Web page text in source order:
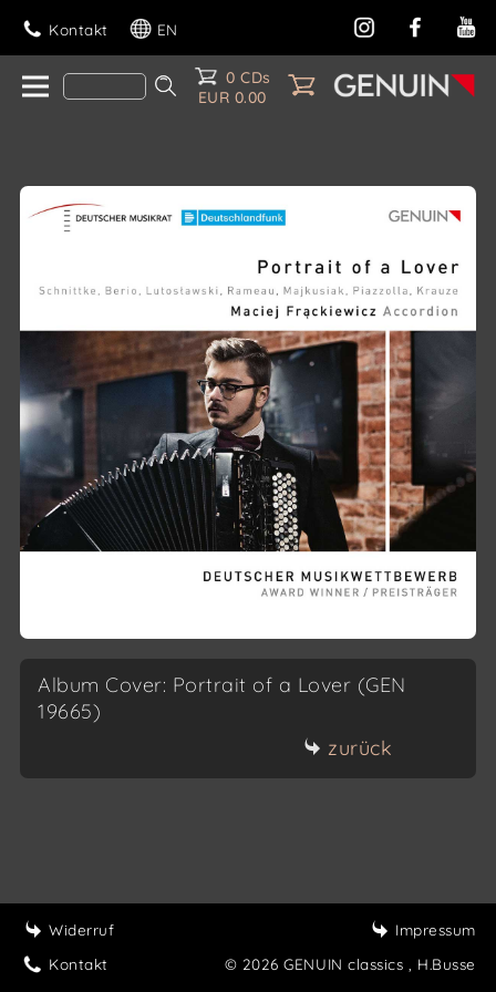
Kontakt EN
0 CDs
EUR 0.00
Album Cover: Portrait of a Lover (GEN
19665)
zurück
Widerruf
Kontakt
Impressum
© 2026 GENUIN classics
, H.Busse